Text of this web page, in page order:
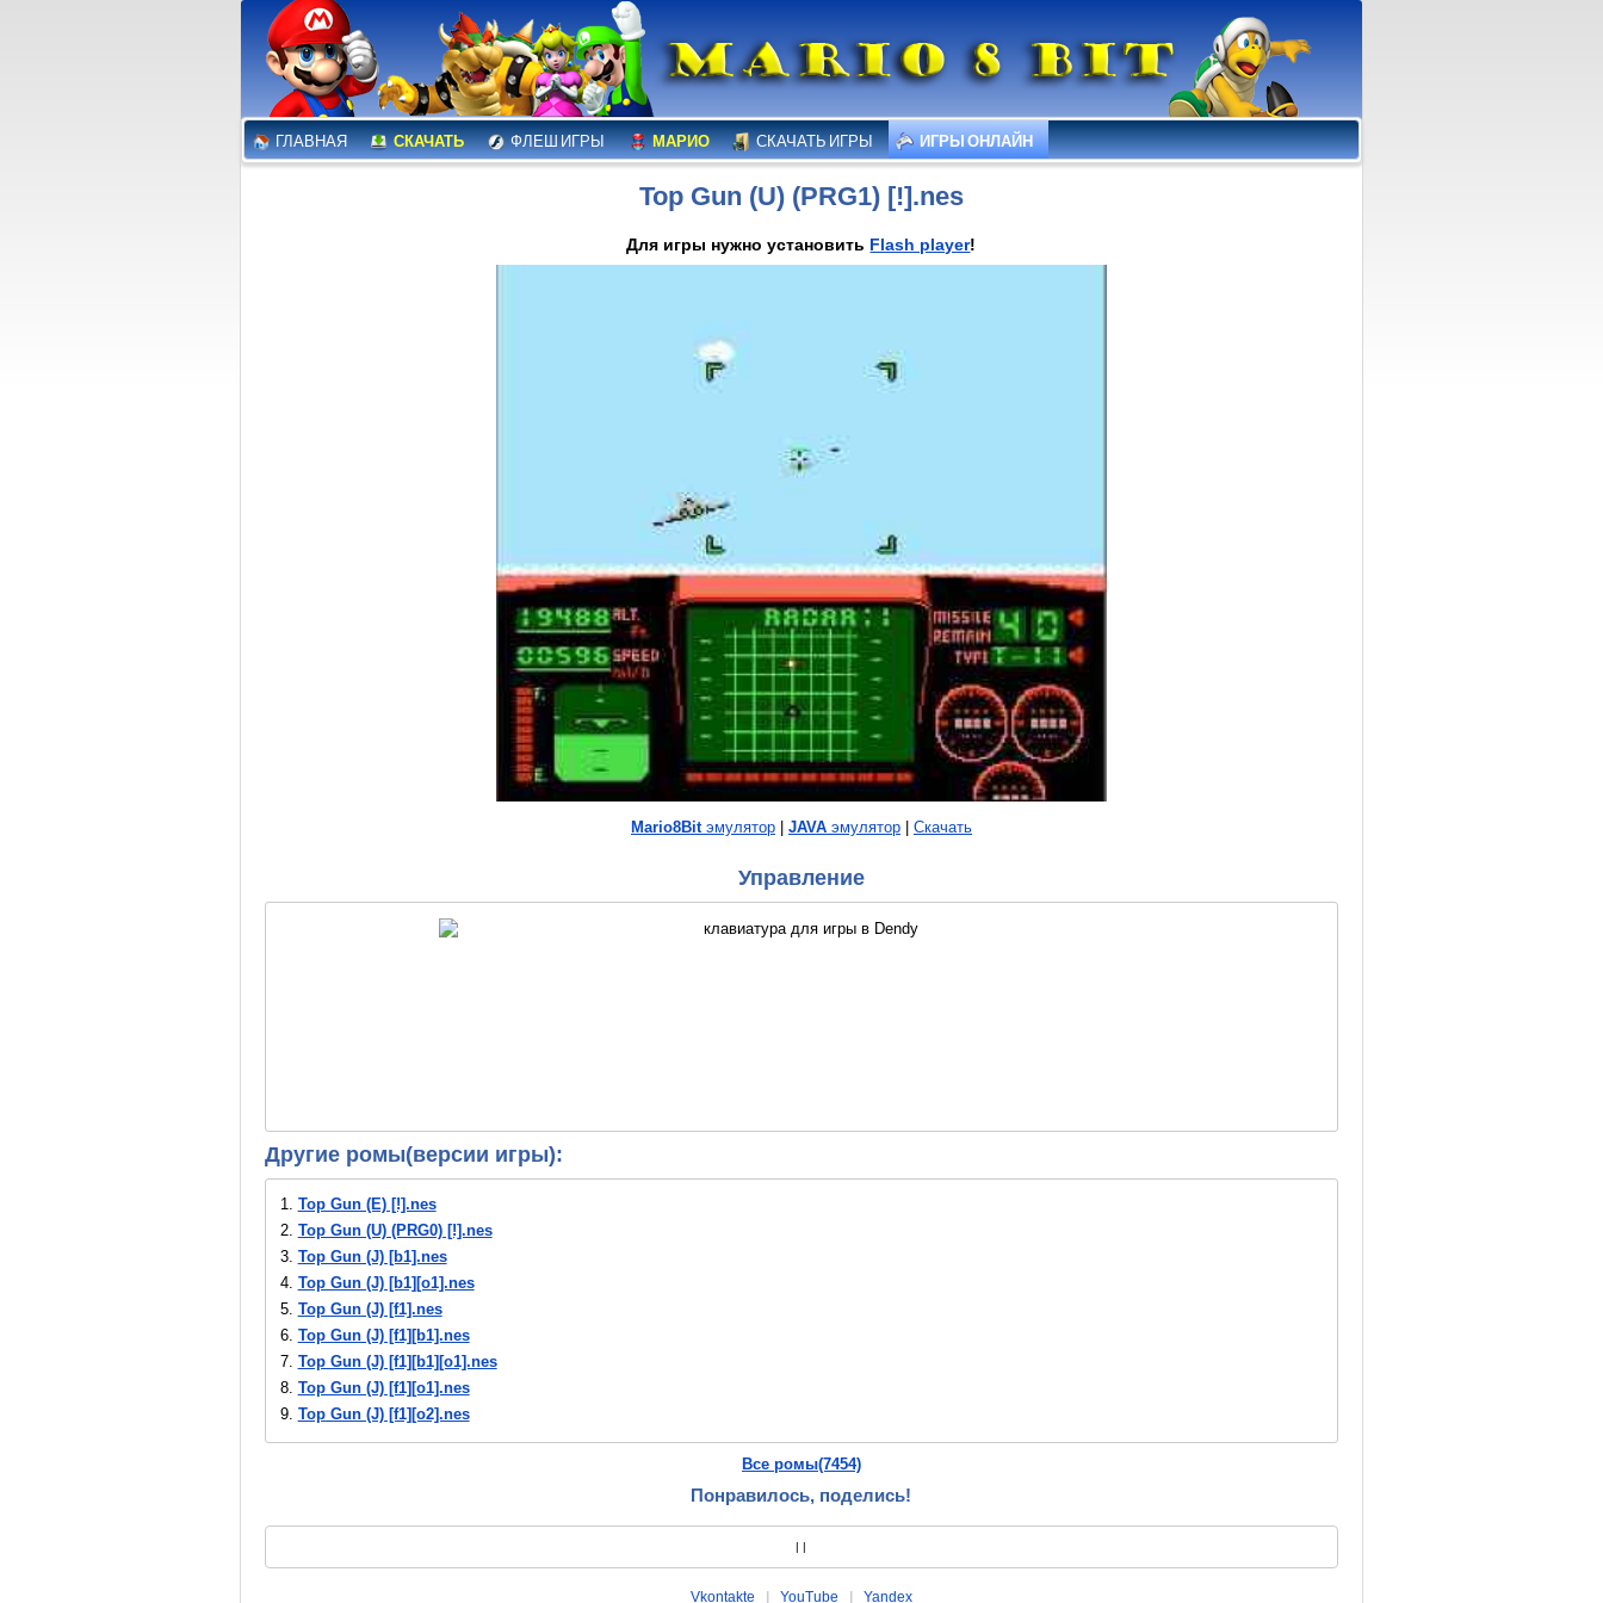
ГЛАВНАЯ СКАЧАТЬ ФЛЕШ ИГРЫ МАРИО СКАЧАТЬ ИГРЫ ИГРЫ ОНЛАЙН
Top Gun (U) (PRG1) [!].nes
Для игры нужно установить Flash player!
Mario8Bitэмулятор| JAVAэмулятор| Скачать
Управление
Другие ромы(версии игры):
1. Top Gun (E) [!].nes
2. Top Gun (U) (PRG0) [!].nes
3. Top Gun (J) [b1].nes
4. Top Gun (J) [b1][o1].nes
5. Top Gun (J) [f1].nes
6. Top Gun (J) [f1][b1].nes
7. Top Gun (J) [f1][b1][o1].nes
8. Top Gun (J) [f1][o1].nes
9. Top Gun (J) [f1][o2].nes
10.Top Gun (J).nes
Все ромы(7454)
Понравилось, поделись!
||
Vkontakte | YouTube | Yandex